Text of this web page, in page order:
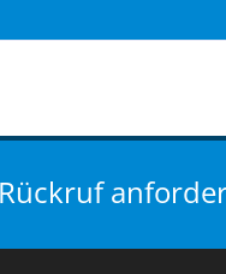
nördlichen
ist
Treppenlifte,
Heidenheim
Cottbus,
Rückruf